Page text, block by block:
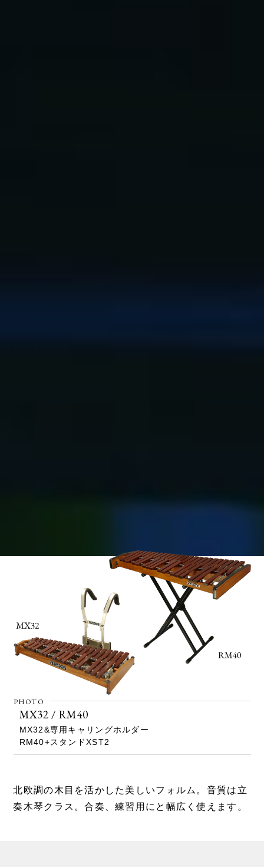
MX32 / RM40
MX32&専用キャリングホルダー
RM40+スタンドXST2
北欧調の木目を活かした美しいフォルム。音質は立
奏木琴クラス。合奏、練習用にと幅広く使えます。